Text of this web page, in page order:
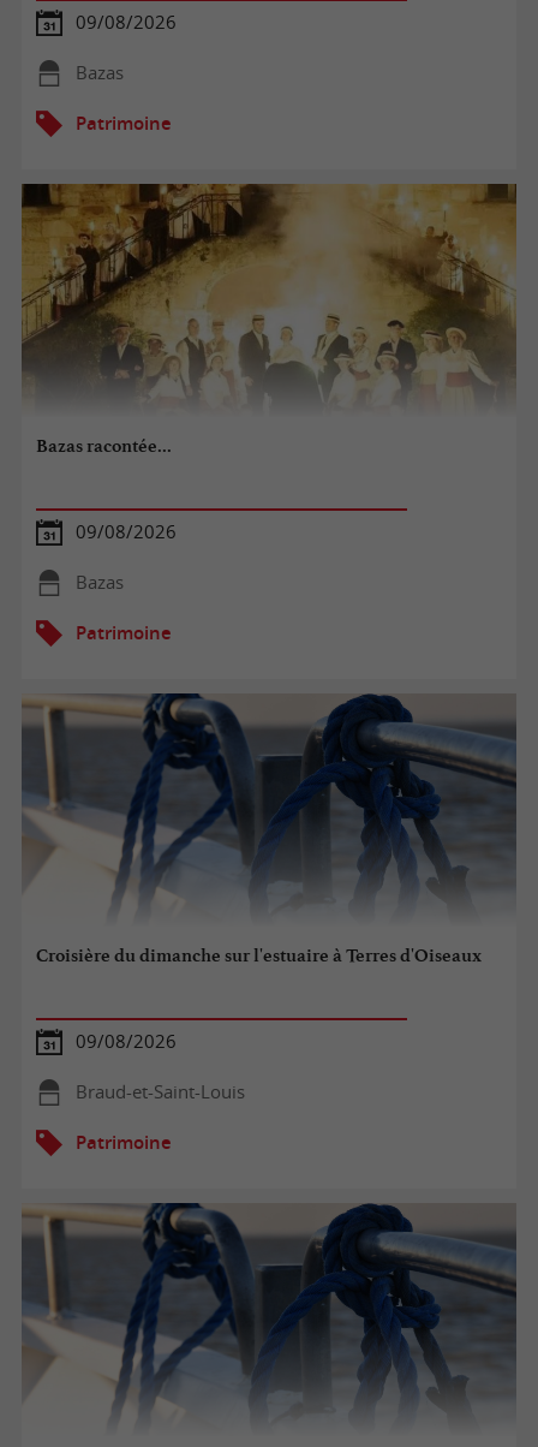
09/08/2026
Bazas
Patrimoine
Bazas racontée...
09/08/2026
Bazas
Patrimoine
Croisière du dimanche sur l'estuaire à Terres d'Oiseaux
09/08/2026
Braud-et-Saint-Louis
Patrimoine